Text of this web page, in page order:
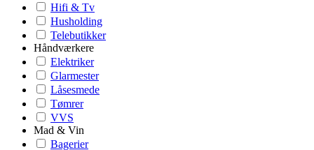
Hifi & Tv
Husholding
Telebutikker
Håndværkere
Elektriker
Glarmester
Låsesmede
Tømrer
VVS
Mad & Vin
Bagerier